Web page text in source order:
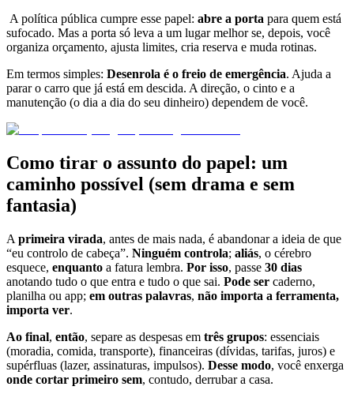
A política pública cumpre esse papel: abre a porta para quem está
sufocado. Mas a porta só leva a um lugar melhor se, depois, você
organiza orçamento, ajusta limites, cria reserva e muda rotinas.
Em termos simples: Desenrola é o freio de emergência. Ajuda a
parar o carro que já está em descida. A direção, o cinto e a
manutenção (o dia a dia do seu dinheiro) dependem de você.
Como tirar o assunto do papel: um
caminho possível (sem drama e sem
fantasia)
A primeira virada, antes de mais nada, é abandonar a ideia de que
“eu controlo de cabeça”. Ninguém controla; aliás, o cérebro
esquece, enquanto a fatura lembra. Por isso, passe 30 dias
anotando tudo o que entra e tudo o que sai. Pode ser caderno,
planilha ou app; em outras palavras, não importa a ferramenta,
importa ver.
Ao final, então, separe as despesas em três grupos: essenciais
(moradia, comida, transporte), financeiras (dívidas, tarifas, juros) e
supérfluas (lazer, assinaturas, impulsos). Desse modo, você enxerga
onde cortar primeiro sem, contudo, derrubar a casa.